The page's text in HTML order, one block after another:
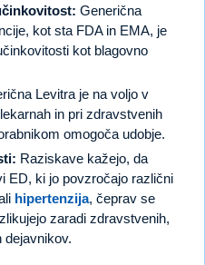
Generična
kot sta FDA in EMA, je
kot blagovno
Levitra je na voljo v
in pri zdravstvenih
omogoča udobje.
Raziskave kažejo, da
ED, ki jo povzročajo različni
hipertenzija, čeprav se
zaradi zdravstvenih,
dejavnikov.